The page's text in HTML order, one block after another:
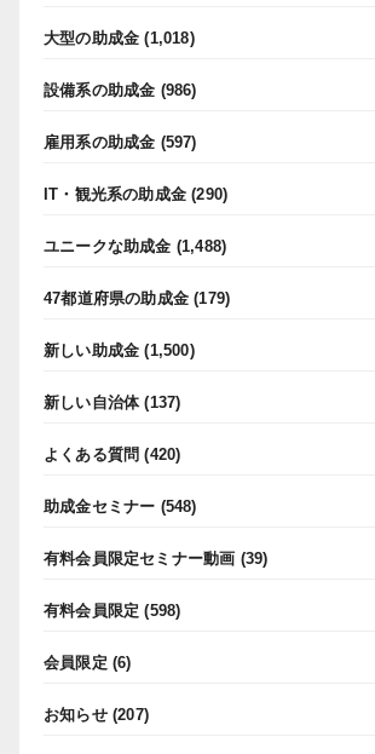
大型の助成金 (1,018)
設備系の助成金 (986)
雇用系の助成金 (597)
IT・観光系の助成金 (290)
ユニークな助成金 (1,488)
47都道府県の助成金 (179)
新しい助成金 (1,500)
新しい自治体(137)
よくある質問 (420)
助成金セミナー (548)
有料会員限定セミナー動画 (39)
有料会員限定 (598)
会員限定 (6)
お知らせ(207)